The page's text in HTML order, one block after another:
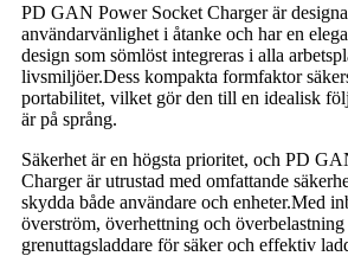
PD GAN Power Socket Charger är
användarvänlighet i åtanke och har en
design som sömlöst integreras i alla
livsmiljöer.Dess kompakta formfaktor
portabilitet, vilket gör den till en idealisk
är på språng.
Säkerhet är en högsta prioritet, och PD
Charger är utrustad med omfattande
skydda både användare och enheter.Med
överström, överhettning och
grenuttagsladdare för säker och effektiv